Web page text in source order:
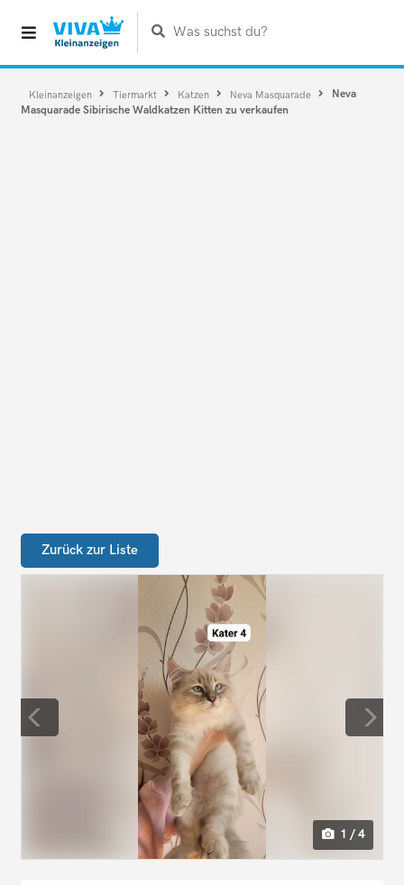
Was suchst du?
Kleinanzeigen Tiermarkt Katzen Neva Masquarade
Neva
Masquarade Sibirische Waldkatzen Kitten zu verkaufen
Zurück zur Liste
1 / 4